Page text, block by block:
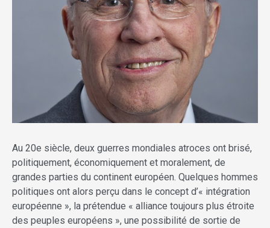
Au 20e siècle, deux guerres mondiales atroces ont brisé,
politiquement, économiquement et moralement, de
grandes parties du continent européen. Quelques hommes
politiques ont alors perçu dans le concept d’« intégration
européenne », la prétendue « alliance toujours plus étroite
des peuples européens », une possibilité de sortie de